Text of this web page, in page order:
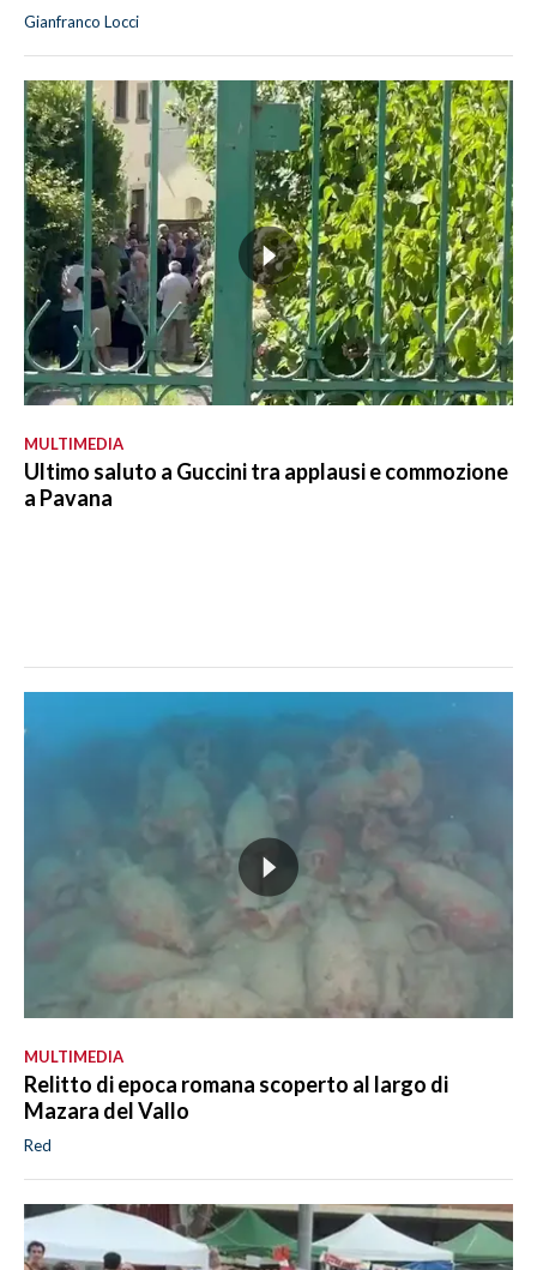
Gianfranco Locci
MULTIMEDIA
Ultimo saluto a Guccini tra applausi e commozione
a Pavana
MULTIMEDIA
Relitto di epoca romana scoperto al largo di
Mazara del Vallo
Red